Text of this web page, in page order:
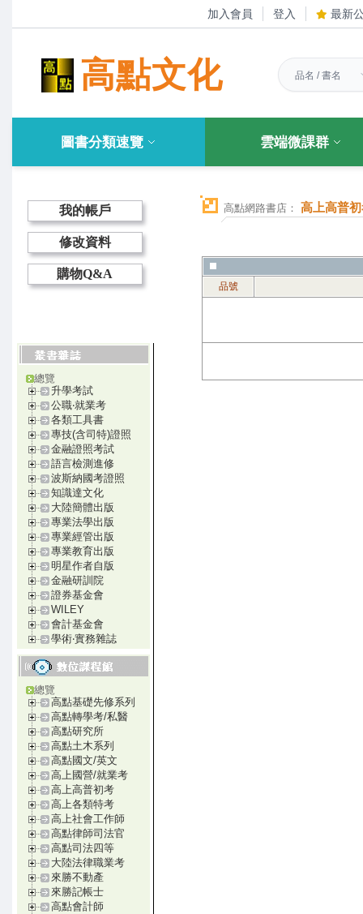
加入會員 登入 最新
高點文化
圖書分類速覽 雲端微課群
我的帳戶
修改資料
購物Q&A
總覽
升學考試
公職‧就業考
各類工具書
專技(含司特)證照
金融證照考試
語言檢測進修
波斯納國考證照
知識達文化
大陸簡體出版
專業法學出版
專業經管出版
專業教育出版
明星作者自版
金融研訓院
證券基金會
WILEY
會計基金會
學術‧實務雜誌
總覽
高點基礎先修系列
高點轉學考/私醫
高點研究所
高點土木系列
高點國文/英文
高上國營/就業考
高上高普初考
高上各類特考
高上社會工作師
高點律師司法官
高點司法四等
大陸法律職業考
來勝不動產
來勝記帳士
高點會計師
高點網路書店： 高上高普
品號